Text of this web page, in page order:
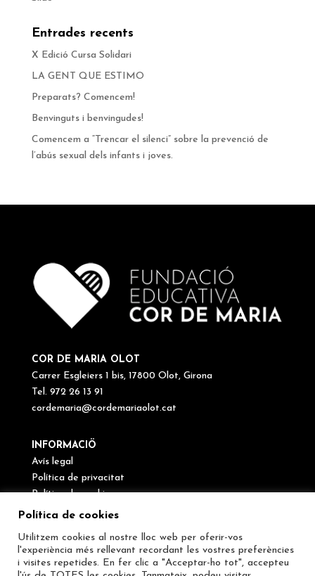
Entrades recents
X Edició Cursa Solidari
LA GENT QUE ESTIMO
Preparats? Comencem!
Benvinguts i benvingudes!
Comencem a “Trencar el silenci” sobre la prevenció de
l’abús sexual dels infants i joves.
COR DE MARIA OLOT
Carrer Esgleiers 1 bis, 17800 Olot, Girona
Tel. 972 26 13 91
cordemaria@cordemariaolot.cat
INFORMACIÖ
Avís legal
Política de privacitat
Política de cookies
Canal de denúncies
SEGUEIX-NOS
Política de cookies
Utilitzem cookies al nostre lloc web per oferir-vos
l'experiència més rellevant recordant les vostres preferències
i visites repetides. En fer clic a "Acceptar-ho tot", accepteu